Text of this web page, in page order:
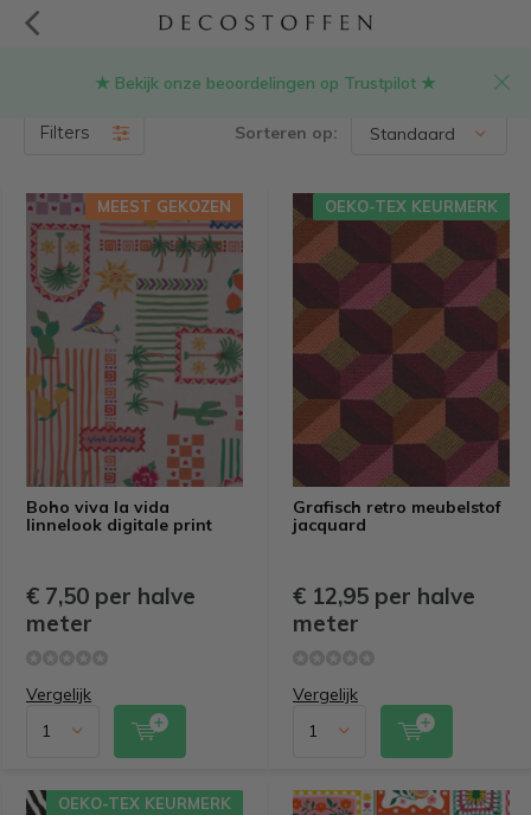
★ Bekijk onze beoordelingen op Trustpilot ★
Lampenkap stof(354)
Filters Sorteren op:
Boho viva la vida
linnelook digitale print
MEEST GEKOZEN
€ 7,50 per halve
meter
Vergelijk
Grafisch retro meubelstof
jacquard
OEKO-TEX KEURMERK
€ 12,95 per halve
meter
Vergelijk
OEKO-TEX KEURMERK